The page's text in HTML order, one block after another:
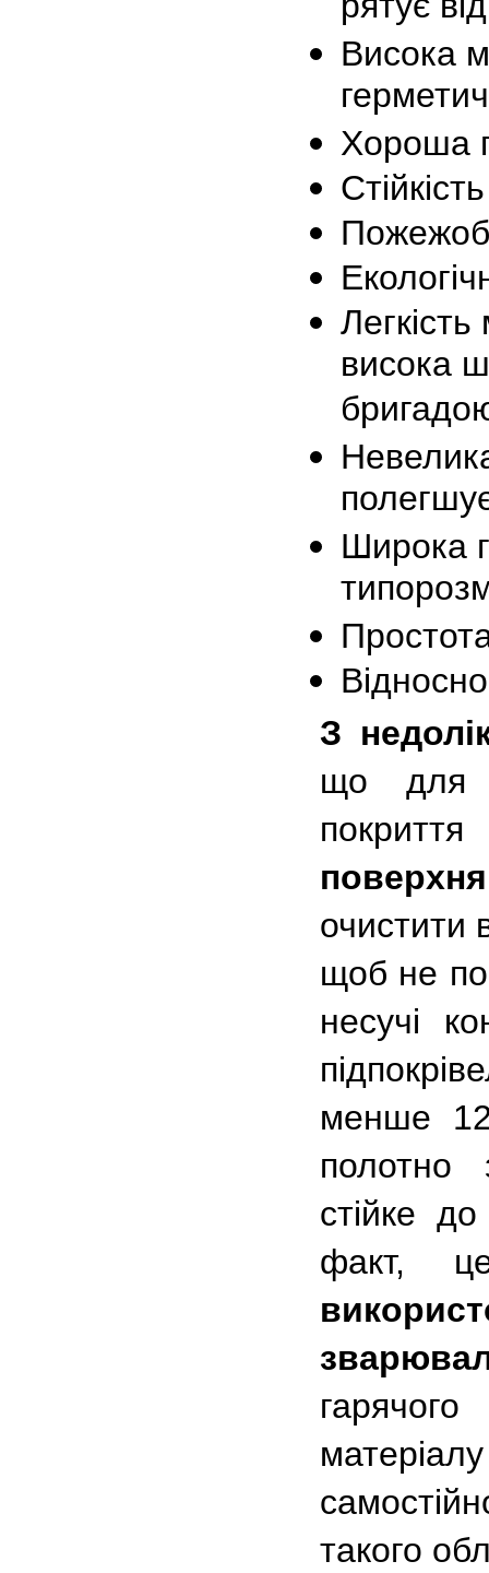
Висока
Хороша
висока
Широка
З
що для
поверхня
очистити
щоб не
несучі
менше
полотно
стійке
такого